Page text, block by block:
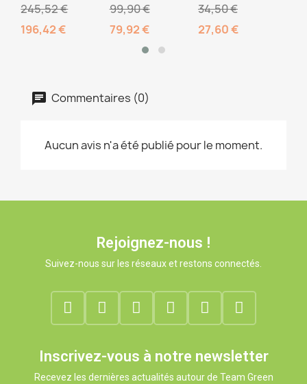
245,52 €
196,42 €
99,90 €
79,92 €
34,50 €
27,60 €
Commentaires (0)
Aucun avis n'a été publié pour le moment.
Rejoignez-nous !
Suivez-nous sur les réseaux et restons connectés.
Inscrivez-vous à notre newsletter
Recevez les dernières actualités autour de Team Green